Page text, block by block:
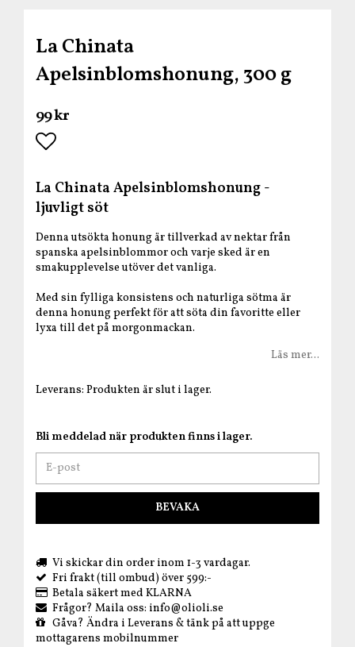
La Chinata
Apelsinblomshonung, 300 g
99 kr
Lägg till i favoritlistan
La Chinata Apelsinblomshonung -
ljuvligt söt
Denna utsökta honung är tillverkad av nektar från
spanska apelsinblommor och varje sked är en
smakupplevelse utöver det vanliga.
Med sin fylliga konsistens och naturliga sötma är
denna honung perfekt för att söta din favoritte eller
lyxa till det på morgonmackan.
Läs mer...
Leverans: Produkten är slut i lager.
Bli meddelad när produkten finns i lager.
BEVAKA
Vi skickar din order inom 1-3 vardagar.
Fri frakt (till ombud) över 599:-
Betala säkert med KLARNA
Frågor? Maila oss: info@olioli.se
Gåva? Ändra i Leverans & tänk på att uppge
mottagarens mobilnummer